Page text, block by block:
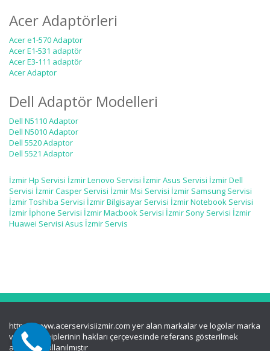
Acer Adaptörleri
Acer e1-570 Adaptor
Acer E1-531 adaptör
Acer E3-111 adaptör
Acer Adaptor
Dell Adaptör Modelleri
Dell N5110 Adaptor
Dell N5010 Adaptor
Dell 5520 Adaptor
Dell 5521 Adaptor
İzmir Hp Servisi İzmir Lenovo Servisi İzmir Asus Servisi İzmir Dell
Servisi İzmir Casper Servisi İzmir Msi Servisi İzmir Samsung Servisi
İzmir Toshiba Servisi İzmir Bilgisayar Servisi İzmir Notebook Servisi
İzmir İphone Servisi İzmir Macbook Servisi İzmir Sony Servisi İzmir
Huawei Servisi Asus İzmir Servis
https://www.acerservisiizmir.com yer alan markalar ve logolar marka
ve logo sahiplerinin hakları çerçevesinde referans gösterilmek
amacı ile kullanılmıştır